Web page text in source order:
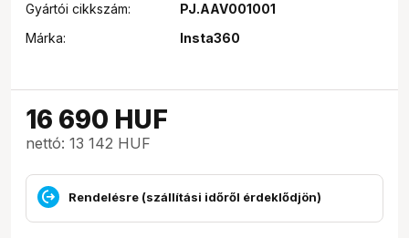
Gyártói cikkszám:
PJ.AAV001001
Márka:
Insta360
16 690 HUF
nettó: 13 142 HUF
Rendelésre (szállítási időről érdeklődjön)